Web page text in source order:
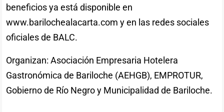
beneficios ya está disponible en
www.barilochealacarta.com y en las redes sociales
oficiales de BALC.
Organizan: Asociación Empresaria Hotelera
Gastronómica de Bariloche (AEHGB), EMPROTUR,
Gobierno de Río Negro y Municipalidad de Bariloche.